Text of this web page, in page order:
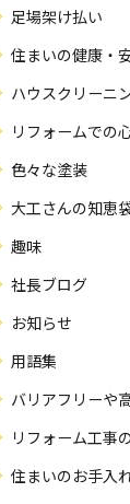
足場架け払い
住まいの健康・
ハウスクリーニ
リフォームでの
色々な塗装
大工さんの知恵
趣味
社長ブログ
お知らせ
用語集
バリアフリーや
リフォーム工事
住まいのお手入